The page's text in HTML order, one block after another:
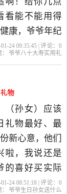
看能不能用得
康，爷爷年纪
爷买个按摩
有没有喜欢
兴趣的东西。
的，这样你应
24 09:35:45 | 评论： 0
爷爷八十大寿实用礼
物
（孙女）应该
礼物最好、最
新心意，他们
啦，我说还是
的喜好买实际
好啦！这样他
24 08:51:18 | 评论： 0
爷爷生日孙女送什么